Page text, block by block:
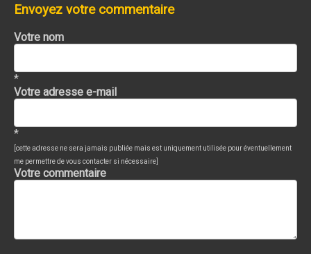
Envoyez votre commentaire
Votre nom
*
Votre adresse e-mail
*
[cette adresse ne sera jamais publiée mais est uniquement utilisée pour éventuellement
me permettre de vous contacter si nécessaire]
Votre commentaire